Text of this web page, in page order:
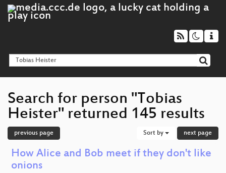
Search for person "Tobias
Heister" returned 145 results
previous page Sort by next page
How Alice and Bob meet if they don't like
onions